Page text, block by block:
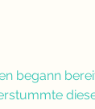
begann